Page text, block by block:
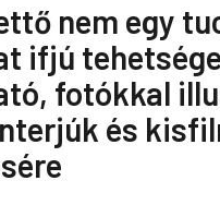
nem egy
ifjú
fotókkal
és